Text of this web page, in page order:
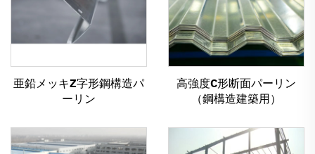
亜鉛メッキZ字形鋼構造パ
ーリン
高強度C形断面パーリン
（鋼構造建築用）